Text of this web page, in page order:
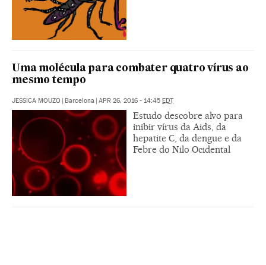
Uma molécula para combater quatro vírus ao
mesmo tempo
JESSICA MOUZO | Barcelona | APR 26, 2016 - 14:45 EDT
Estudo descobre alvo para
inibir vírus da Aids, da
hepatite C, da dengue e da
Febre do Nilo Ocidental